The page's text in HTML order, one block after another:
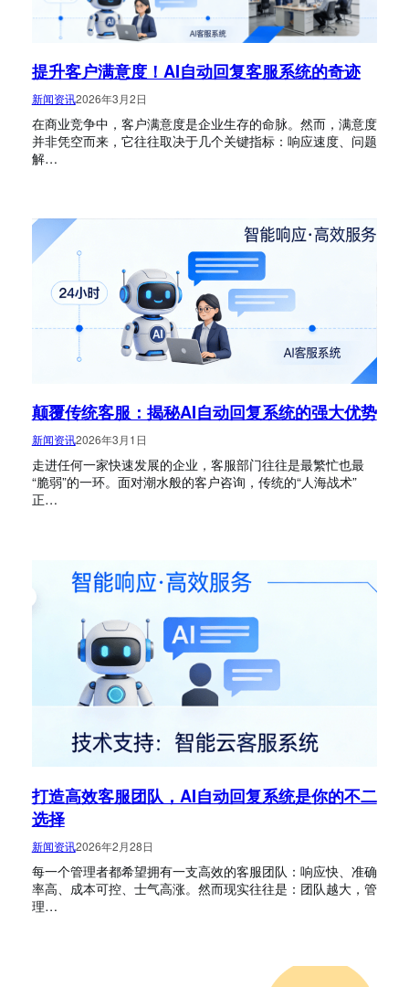
提升客户满意度！AI自动回复客服系统的奇迹
新闻资讯2026年3月2日
在商业竞争中，客户满意度是企业生存的命脉。然而，满意度
并非凭空而来，它往往取决于几个关键指标：响应速度、问题
解…
颠覆传统客服：揭秘AI自动回复系统的强大优势
新闻资讯2026年3月1日
走进任何一家快速发展的企业，客服部门往往是最繁忙也最
“脆弱”的一环。面对潮水般的客户咨询，传统的“人海战术”
正…
打造高效客服团队，AI自动回复系统是你的不二
选择
新闻资讯2026年2月28日
每一个管理者都希望拥有一支高效的客服团队：响应快、准确
率高、成本可控、士气高涨。然而现实往往是：团队越大，管
理…